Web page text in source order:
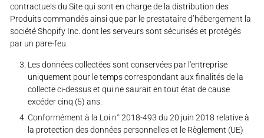
contractuels du Site qui sont en charge de la distribution des
Produits commandés ainsi que par le prestataire d’hébergement la
société Shopify Inc. dont les serveurs sont sécurisés et protégés
par un pare-feu.
Les données collectées sont conservées par l'entreprise
uniquement pour le temps correspondant aux finalités de la
collecte ci-dessus et qui ne saurait en tout état de cause
excéder cinq (5) ans.
Conformément à la Loi n° 2018-493 du 20 juin 2018 relative à
la protection des données personnelles et le Règlement (UE)